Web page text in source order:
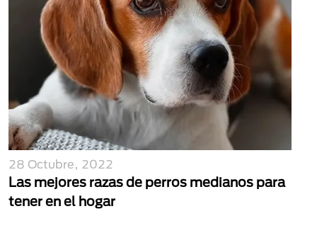
28 Octubre, 2022
Las mejores razas de perros medianos para
tener en el hogar